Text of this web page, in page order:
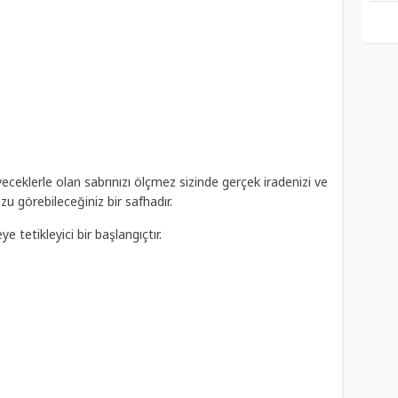
olan sabrınızı ölçmez sizinde gerçek iradenizi ve
görebileceğiniz bir safhadır.
tetikleyici bir başlangıçtır.